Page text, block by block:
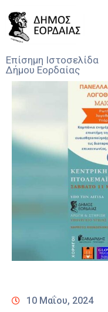
Επίσημη Ιστοσελίδα
Δήμου Εορδαίας
Ο
Υπηρεσίες
Προσκλήσεις
10 Μαΐου, 2024